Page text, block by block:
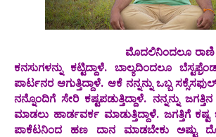
ಮೊದಲಿನಿಂದಲೂ ರಾಣಿ ನನ್ನ
ಕನಸುಗಳನ್ನು ಕಟ್ಟಿದ್ದಾಳೆ. ಬಾಲ್ಯದಿಂದಲೂ
ಪಾರ್ಟನರ ಆಗುತ್ತಿದ್ದಾಳೆ. ಆಕೆ ನನ್ನನ್ನು ಒಬ್ಬ
ನನ್ನೊಂದಿಗೆ ಸೇರಿ ಕಷ್ಟಪಡುತ್ತಿದ್ದಾಳೆ‌‌. ನನ್ನನ್ನು
ಮಾಡಲು ಹಾರ್ಡವರ್ಕ ಮಾಡುತ್ತಿದ್ದಾಳೆ. ಜಗತ್ತಿಗೆ
ಪಾಕೆಟನಿಂದ ಹಣ ದಾನ ಮಾಡಬೇಕು ಅಷ್ಟು